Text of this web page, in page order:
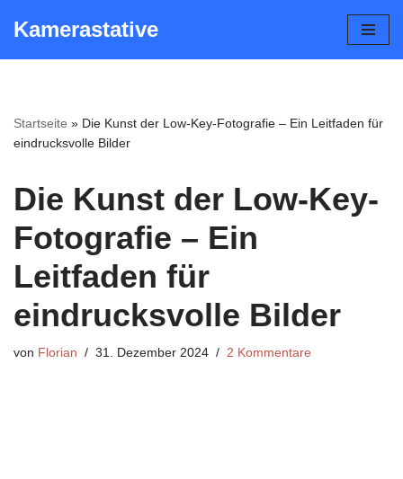
Kamerastative
Startseite » Die Kunst der Low-Key-Fotografie – Ein Leitfaden für
eindrucksvolle Bilder
Die Kunst der Low-Key-
Fotografie – Ein
Leitfaden für
eindrucksvolle Bilder
von Florian 31. Dezember 2024 2 Kommentare